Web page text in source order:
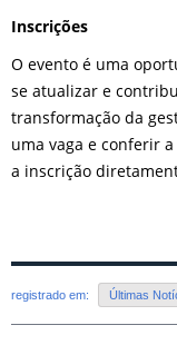
Inscrições
O evento é uma
se atualizar e
transformação da
uma vaga e conferir
a inscrição
registrado em: Últimas